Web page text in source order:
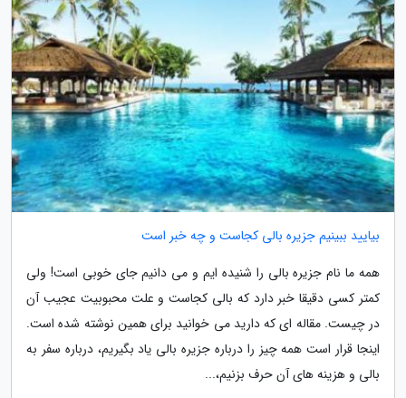
بیایید ببینیم جزیره بالی کجاست و چه خبر است
همه ما نام جزیره بالی را شنیده ایم و می دانیم جای خوبی است! ولی
کمتر کسی دقیقا خبر دارد که بالی کجاست و علت محبوبیت عجیب آن
در چیست. مقاله ای که دارید می خوانید برای همین نوشته شده است.
اینجا قرار است همه چیز را درباره جزیره بالی یاد بگیریم، درباره سفر به
بالی و هزینه های آن حرف بزنیم،...